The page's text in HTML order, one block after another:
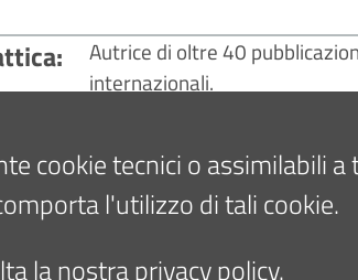
Autrice di oltre 40
internazionali.
Chirurgia protesica di anca e
traumatologia
cookie tecnici o assimilabili a
l'utilizzo di tali cookie.
la nostra privacy policy.